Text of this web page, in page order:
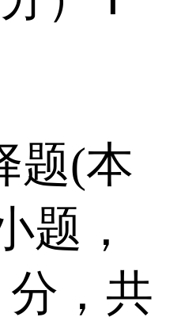
题(本
题，
，共